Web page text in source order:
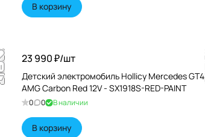
В корзину
23 990 ₽/шт
Детский электромобиль Hollicy Mercedes GT4
AMG Carbon Red 12V - SX1918S-RED-PAINT
0 0 В наличии
В корзину